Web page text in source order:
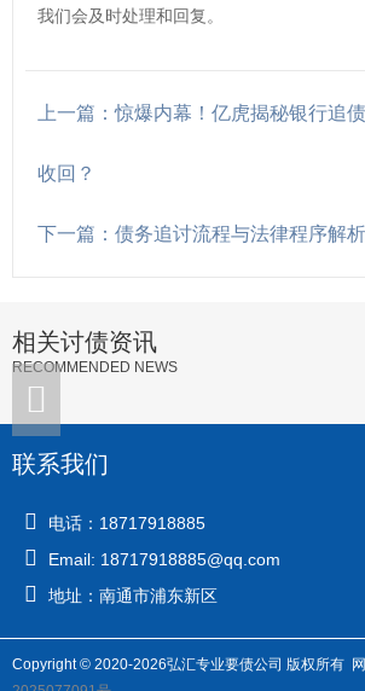
我们会及时处理和回复。
上一篇：惊爆内幕！亿虎揭秘银行追
收回？
下一篇：债务追讨流程与法律程序解析
相关讨债资讯
RECOMMENDED NEWS
联系我们
电话：18717918885
Email: 18717918885@qq.com
地址：南通市浦东新区
Copyright © 2020-2026弘汇专业要债公司 版权所有 网